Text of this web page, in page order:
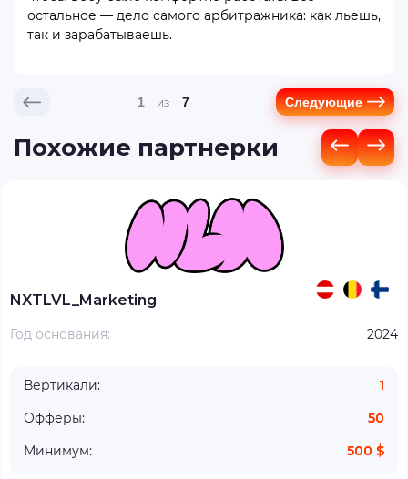
остальное — дело самого арбитражника: как льешь,
так и зарабатываешь.
1 7 Следующие
Похожие партнерки
NXTLVL_Marketing
Год основания: 2024
Вертикали:
1
Офферы:
50
Минимум:
500 $